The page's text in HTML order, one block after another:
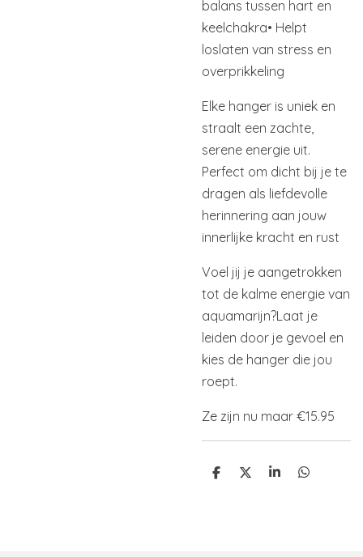
balans tussen hart en
keelchakra• Helpt
loslaten van stress en
overprikkeling
Elke hanger is uniek en
straalt een zachte,
serene energie uit.
Perfect om dicht bij je te
dragen als liefdevolle
herinnering aan jouw
innerlijke kracht en rust
Voel jij je aangetrokken
tot de kalme energie van
aquamarijn?Laat je
leiden door je gevoel en
kies de hanger die jou
roept.
Ze zijn nu maar €15.95
D
D
S
D